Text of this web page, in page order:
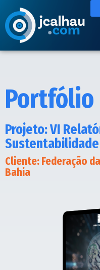
Portfólio
Projeto: VI
Sustentabilidade
Cliente: Federação
Bahia